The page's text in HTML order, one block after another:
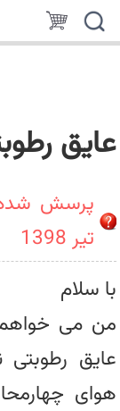
عایق
تیر 1398
با سلام
من می خواهم
عایق
هوای
جستجو
سبد